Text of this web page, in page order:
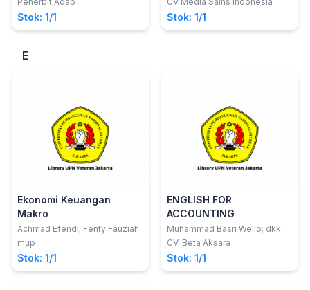
Stok: 1/1 Stok: 1/1
E
Ekonomi Keuangan
Makro
Achmad Efendi; Fenty Fauziah
mup
Stok: 1/1
ENGLISH FOR
ACCOUNTING
Muhammad Basri Wello; dkk
CV. Beta Aksara
Stok: 1/1